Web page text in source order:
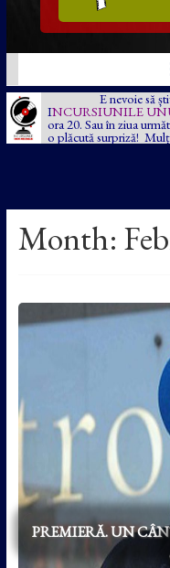
E nevoie să
INCURSIUNILE
ora 20. Sau în ziua
o plăcută surpriză!
Month:
PREMIERĂ. UN